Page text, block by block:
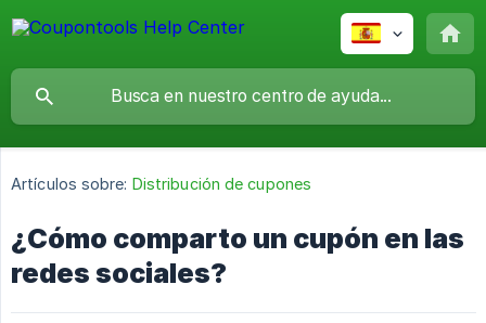
Artículos sobre: Distribución de cupones
¿Cómo comparto un cupón en las
redes sociales?